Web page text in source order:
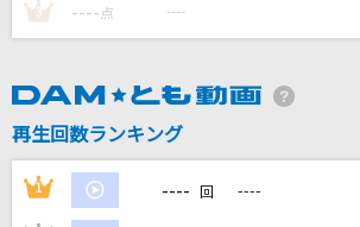
divine intervention
syudou
3 ---- 点 ----
再生回数ランキング
1 ---- 回 ----